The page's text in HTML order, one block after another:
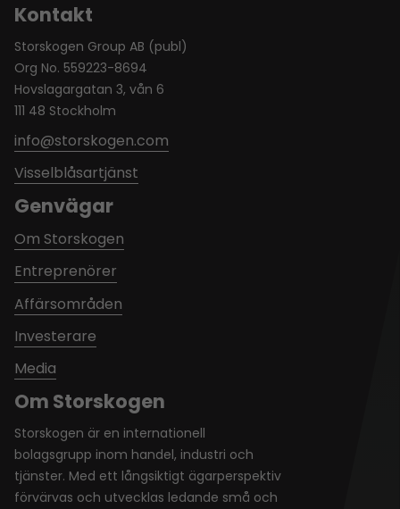
Om Storskogen
Storskogen är en internationell
bolagsgrupp inom handel, industri och
tjänster. Med ett långsiktigt ägarperspektiv
förvärvas och utvecklas ledande små och
Kontakt
Storskogen Group AB (publ)
Org No. 559223-8694
Hovslagargatan 3, vån 6
111 48 Stockholm
info@storskogen.com
Visselblåsartjänst
Genvägar
Om Storskogen
Entreprenörer
Affärsområden
Investerare
Media